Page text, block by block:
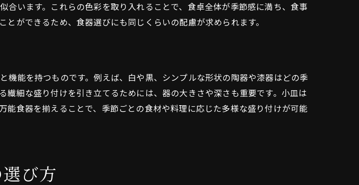
季の食器選びのコツ
ための食器選びガイド
む食器ガイド
食器ガイド
選びのポイント
食器の選び方
います。これらの色彩を取り入れることで、食卓全体が季節感に満ち、食事
ができるため、食器選びにも同じくらいの配慮が求められます。
能を持つものです。例えば、白や黒、シンプルな形状の陶器や漆器はどの季
細な盛り付けを引き立てるためには、器の大きさや深さも重要です。小皿は
食器を揃えることで、季節ごとの食材や料理に応じた多様な盛り付けが可能
び方